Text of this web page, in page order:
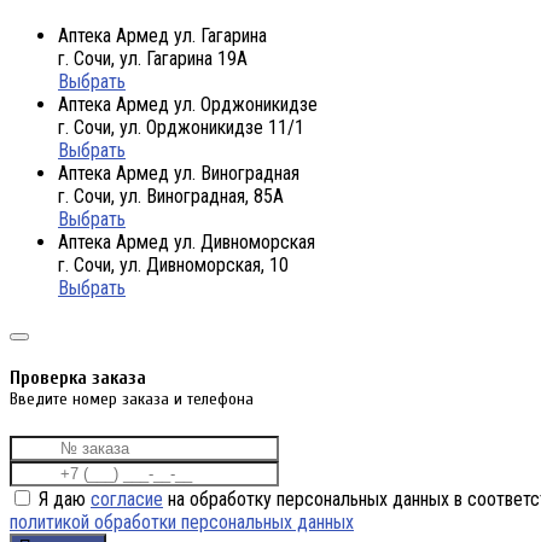
Аптека Армед ул. Гагарина
г. Сочи, ул. Гагарина 19А
Выбрать
Аптека Армед ул. Орджоникидзе
г. Сочи, ул. Орджоникидзе 11/1
Выбрать
Аптека Армед ул. Виноградная
г. Сочи, ул. Виноградная, 85А
Выбрать
Аптека Армед ул. Дивноморская
г. Сочи, ул. Дивноморская, 10
Выбрать
Проверка заказа
Введите номер заказа и телефона
Я даю согласие на обработку персональных данных в
политикой обработки персональных данных